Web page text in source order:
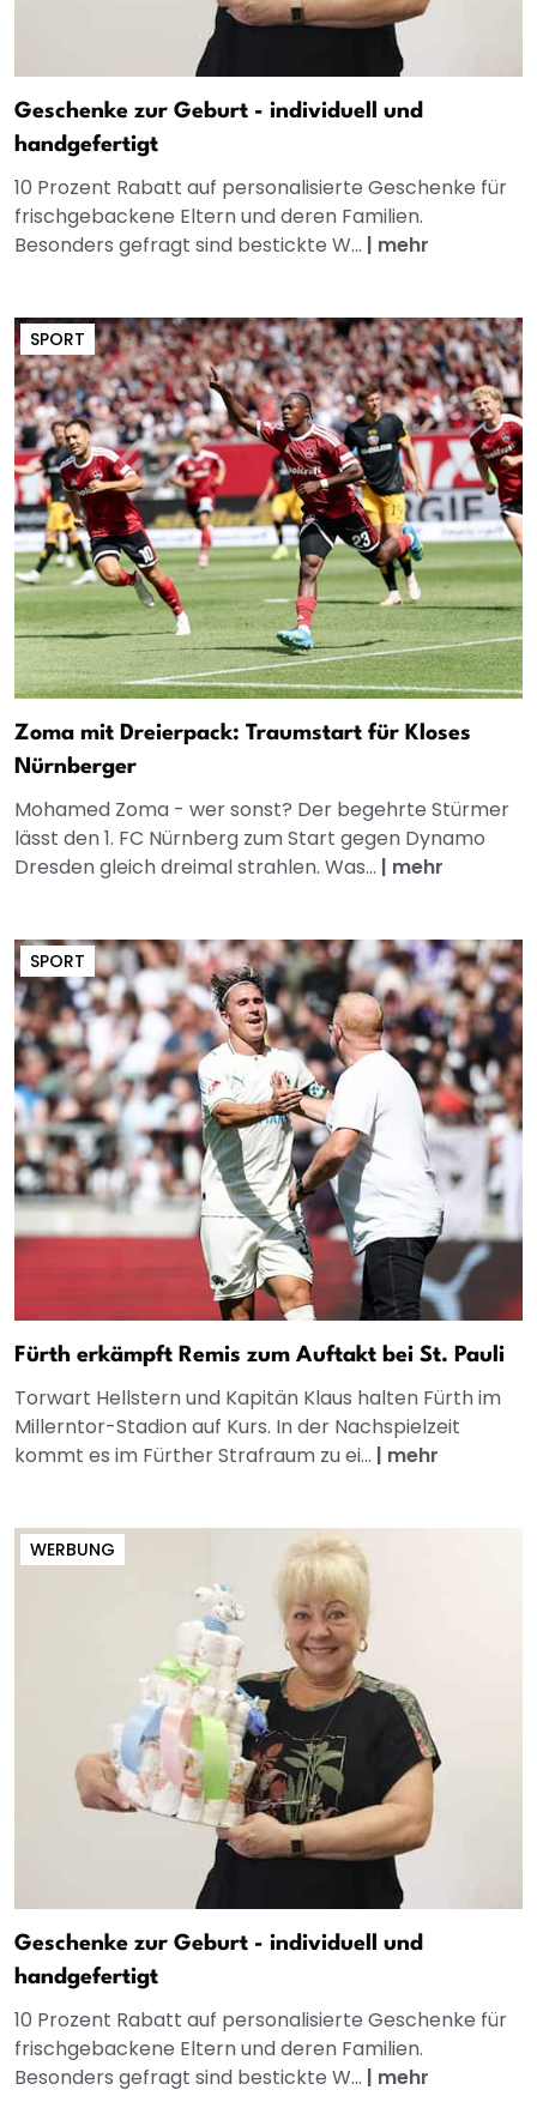
Geschenke zur Geburt - individuell und
handgefertigt
10 Prozent Rabatt auf personalisierte Geschenke für
frischgebackene Eltern und deren Familien.
Besonders gefragt sind bestickte W... | mehr
SPORT
Zoma mit Dreierpack: Traumstart für Kloses
Nürnberger
Mohamed Zoma - wer sonst? Der begehrte Stürmer
lässt den 1. FC Nürnberg zum Start gegen Dynamo
Dresden gleich dreimal strahlen. Was... | mehr
SPORT
Fürth erkämpft Remis zum Auftakt bei St. Pauli
Torwart Hellstern und Kapitän Klaus halten Fürth im
Millerntor-Stadion auf Kurs. In der Nachspielzeit
kommt es im Fürther Strafraum zu ei... | mehr
WERBUNG
Geschenke zur Geburt - individuell und
handgefertigt
10 Prozent Rabatt auf personalisierte Geschenke für
frischgebackene Eltern und deren Familien.
Besonders gefragt sind bestickte W... | mehr